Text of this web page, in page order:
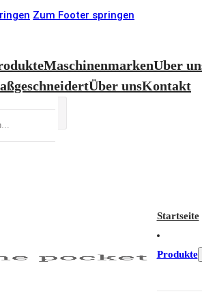
Zum Footer springen
MaschinenmarkenUber
Über unsKontakt
Startseite
Produkte